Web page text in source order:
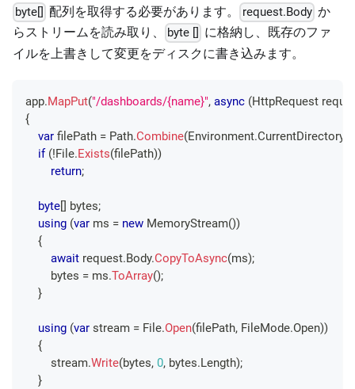
byte[] 配列を取得する必要があります。 request.Body か
らストリームを読み取り、
byte []
に格納し、既存のファ
イルを上書きして変更をディスクに書き込みます。
app.MapPut("/dashboards/{name}", async (HttpRequest
{
var filePath = Path.Combine(Environment.CurrentDirectory
if (!File.Exists(filePath))
return;
byte[] bytes;
using (var ms = new MemoryStream())
{
await request.Body.CopyToAsync(ms);
        bytes
= ms.ToArray();
}
using (var stream = File.Open(filePath, FileMode.Open))
{
        stream
.Write(bytes, 0, bytes.Length);
}